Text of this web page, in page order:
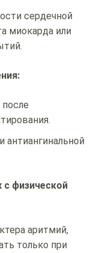
сердечной
миокарда или
с физической
аритмий,
только при